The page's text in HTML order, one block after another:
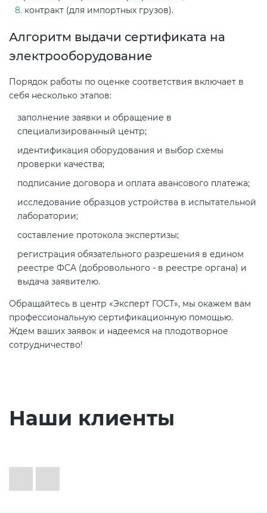
контракт (для импортных грузов).
Алгоритм выдачи сертификата на
электрооборудование
Порядок работы по оценке соответствия включает в
себя несколько этапов:
заполнение заявки и обращение в
специализированный центр;
идентификация оборудования и выбор схемы
проверки качества;
подписание договора и оплата авансового платежа;
исследование образцов устройства в испытательной
лаборатории;
составление протокола экспертизы;
регистрация обязательного разрешения в едином
реестре ФСА (добровольного - в реестре органа) и
выдача заявителю.
Обращайтесь в центр «Эксперт ГОСТ», мы окажем вам
профессиональную сертификационную помощью.
Ждем ваших заявок и надеемся на плодотворное
сотрудничество!
Наши клиенты